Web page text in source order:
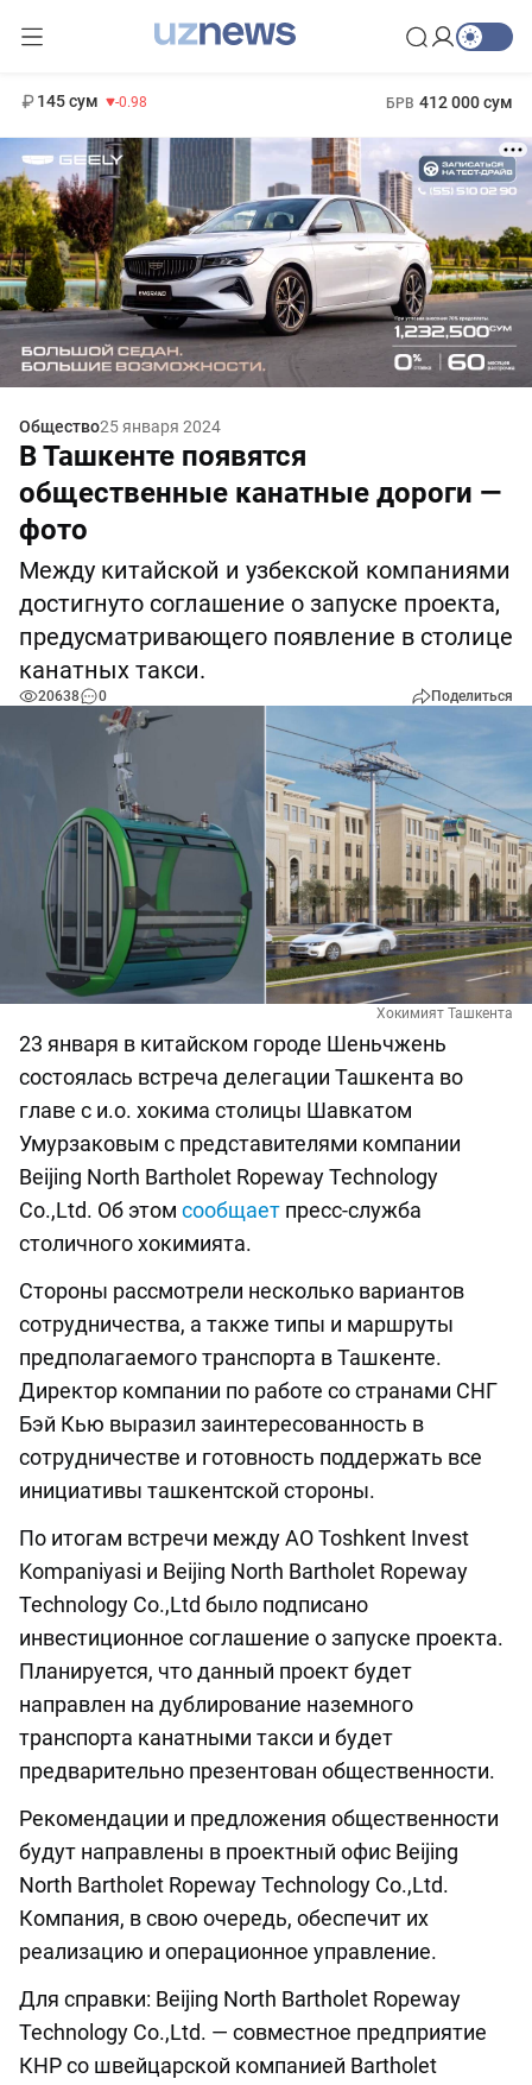
145 сум -0.98 БРВ 412 000 сум
Общество25 января 2024
В Ташкенте появятся
общественные канатные дороги —
фото
Между китайской и узбекской компаниями
достигнуто соглашение о запуске проекта,
предусматривающего появление в столице
канатных такси.
20638 0 Поделиться
Хокимият Ташкента
23 января в китайском городе Шеньчжень
состоялась встреча делегации Ташкента во
главе с и.о. хокима столицы Шавкатом
Умурзаковым с представителями компании
Beijing North Bartholet Ropeway Technology
Co.,Ltd. Об этом сообщает пресс-служба
столичного хокимията.
Стороны рассмотрели несколько вариантов
сотрудничества, а также типы и маршруты
предполагаемого транспорта в Ташкенте.
Директор компании по работе со странами СНГ
Бэй Кью выразил заинтересованность в
сотрудничестве и готовность поддержать все
инициативы ташкентской стороны.
По итогам встречи между AO Toshkent Invest
Kompaniyasi и Beijing North Bartholet Ropeway
Technology Co.,Ltd было подписано
инвестиционное соглашение о запуске проекта.
Планируется, что данный проект будет
направлен на дублирование наземного
транспорта канатными такси и будет
предварительно презентован общественности.
Рекомендации и предложения общественности
будут направлены в проектный офиc Beijing
North Bartholet Ropeway Technology Co.,Ltd.
Компания, в свою очередь, обеспечит их
реализацию и операционное управление.
Для справки: Beijing North Bartholet Ropeway
Technology Co.,Ltd. — совместное предприятие
КНР со швейцарской компанией Bartholet